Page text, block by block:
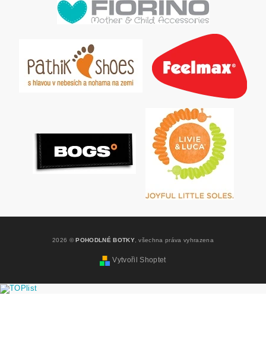
2026 ©POHODLNÉ BOTKY, všechna práva vyhrazena
Vytvořil Shoptet